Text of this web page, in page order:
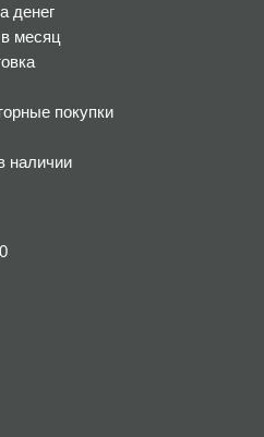
денег
в месяц
покупки
наличии